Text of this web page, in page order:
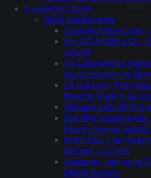
Supplement News
Neue Supplements
Gigas Nutrition Code –
GN GODMODE 2020
zurück!
GN Laboratories
neuer Booster am
OS Nutrition
Booster Made in
Olympus Labs RE1GN
Blackline
Beach ++neuer
B*tch Slap – der Road
Booster im Check
Godmode – der neue
DMHA Booster